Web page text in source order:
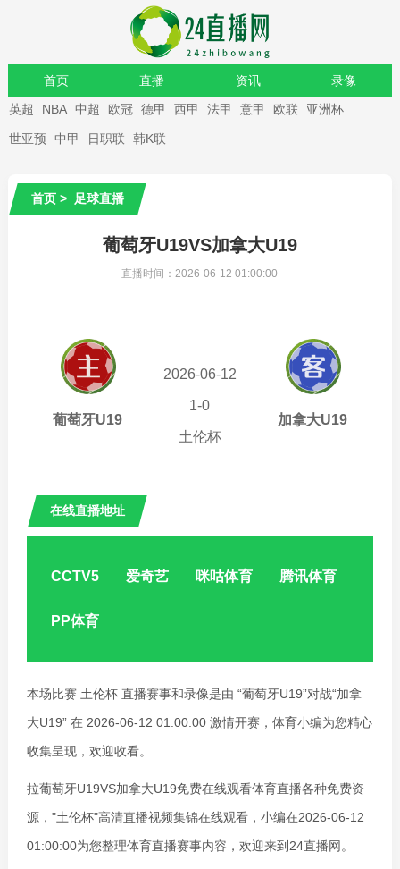
首页 直播 资讯 录像
重要赛事
英超 NBA 中超 欧冠 德甲 西甲 法甲 意甲 欧联 亚洲杯
世亚预 中甲 日职联 韩K联
首页> 足球直播
葡萄牙U19VS加拿大U19
直播时间：2026-06-12 01:00:00
葡萄牙U19
2026-06-12
01:00:00
1-0
土伦杯
加拿大U19
葡萄牙U19VS加拿大U19
在线直播地址
CCTV5 爱奇艺 咪咕体育 腾讯体育
PP体育
本场比赛 土伦杯 直播赛事和录像是由 “葡萄牙U19”对战“加拿
大U19” 在 2026-06-12 01:00:00 激情开赛，体育小编为您精心
收集呈现，欢迎收看。
拉葡萄牙U19VS加拿大U19免费在线观看体育直播各种免费资
源，"土伦杯"高清直播视频集锦在线观看，小编在2026-06-12
01:00:00为您整理体育直播赛事内容，欢迎来到24直播网。